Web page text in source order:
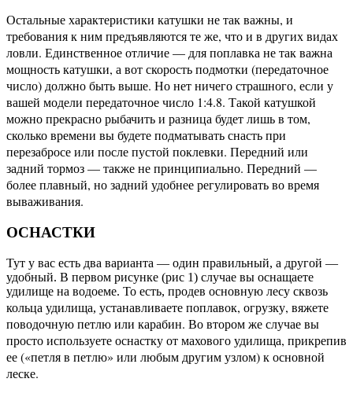
Остальные характеристики катушки не так важны, и
требования к ним предъявляются те же, что и в других видах
ловли. Единственное отличие — для поплавка не так важна
мощность катушки, а вот скорость подмотки (передаточное
число) должно быть выше. Но нет ничего страшного, если у
вашей модели передаточное число 1:4.8. Такой катушкой
можно прекрасно рыбачить и разница будет лишь в том,
сколько времени вы будете подматывать снасть при
перезабросе или после пустой поклевки. Передний или
задний тормоз — также не принципиально. Передний —
более плавный, но задний удобнее регулировать во время
вываживания.
ОСНАСТКИ
Тут у вас есть два варианта — один правильный, а другой —
удобный. В первом рисунке (рис 1) случае вы оснащаете
удилище на водоеме. То есть, продев основную лесу сквозь
кольца удилища, устанавливаете поплавок, огрузку, вяжете
поводочную петлю или карабин. Во втором же случае вы
просто используете оснастку от махового удилища, прикрепив
ее («петля в петлю» или любым другим узлом) к основной
леске.